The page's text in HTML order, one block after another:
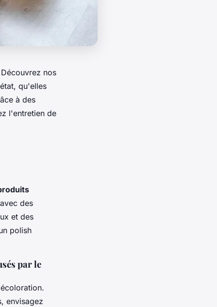
nos
qu'elles
à des
l'entretien de
des
et des
polish
par le
envisagez